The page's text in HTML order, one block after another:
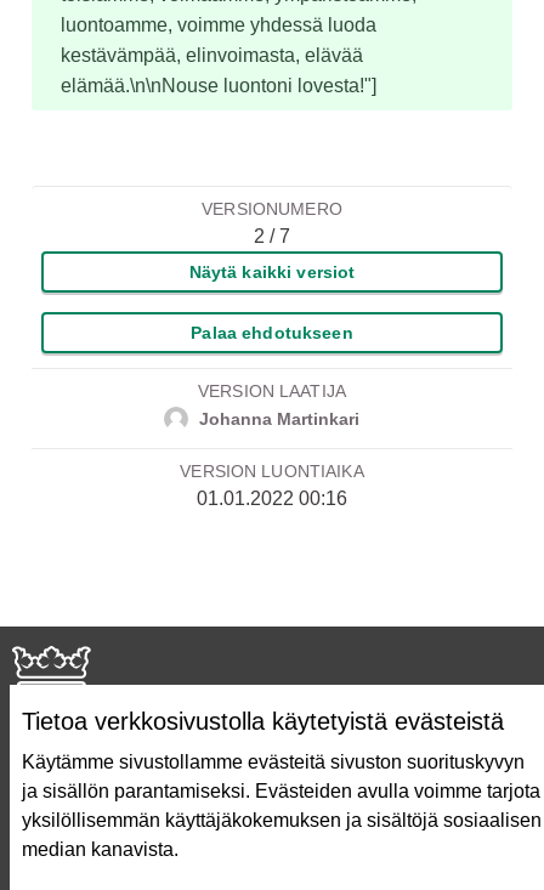
Tietoa verkkosivustolla käytetyistä evästeistä
Käytämme sivustollamme evästeitä sivuston suorituskyvyn
ja sisällön parantamiseksi. Evästeiden avulla voimme tarjota
yksilöllisemmän käyttäjäkokemuksen ja sisältöjä sosiaalisen
median kanavista.
luontoamme, voimme yhdessä luoda
kestävämpää, elinvoimasta, elävää
elämää.\n\nNouse luontoni lovesta!"]
VERSIONUMERO
2 / 7
Näytä kaikki versiot
Palaa ehdotukseen
VERSION LAATIJA
Johanna Martinkari
VERSION LUONTIAIKA
01.01.2022 00:16
Näin äänestät Asukasbudjetissa
Asukasbudjetin vaiheet
Usein kysytyt kysymykset